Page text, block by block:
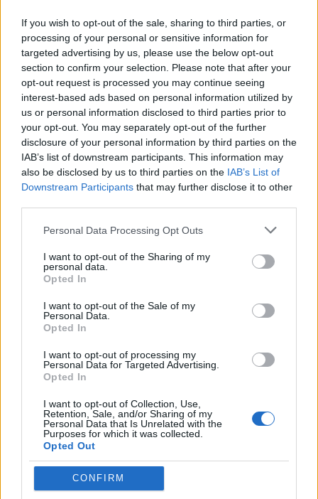
If you wish to opt-out of the sale, sharing to third parties, or
processing of your personal or sensitive information for
targeted advertising by us, please use the below opt-out
section to confirm your selection. Please note that after your
opt-out request is processed you may continue seeing
interest-based ads based on personal information utilized by
us or personal information disclosed to third parties prior to
your opt-out. You may separately opt-out of the further
disclosure of your personal information by third parties on the
IAB’s list of downstream participants. This information may
also be disclosed by us to third parties on the IAB’s List of
Downstream Participants that may further disclose it to other
third parties.
Personal Data Processing Opt Outs
I want to opt-out of the Sharing of my
personal data.
Opted In
I want to opt-out of the Sale of my
Personal Data.
Opted In
I want to opt-out of processing my
Personal Data for Targeted Advertising.
Opted In
I want to opt-out of Collection, Use,
Retention, Sale, and/or Sharing of my
Personal Data that Is Unrelated with the
Purposes for which it was collected.
Opted Out
CONFIRM